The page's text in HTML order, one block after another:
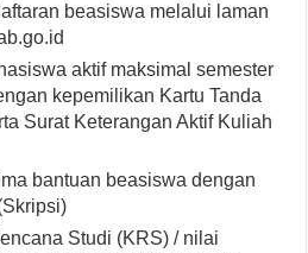
beasiswa melalui laman
aktif maksimal semester
kepemilikan Kartu Tanda
Surat Keterangan Aktif Kuliah
bantuan beasiswa dengan
Studi (KRS) / nilai